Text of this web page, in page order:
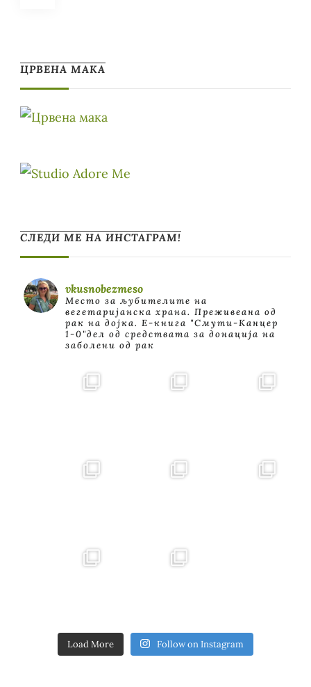
ЦРВЕНА МАКА
СЛЕДИ МЕ НА ИНСТАГРАМ!
vkusnobezmeso
Место за љубителите на
вегетаријанска храна. Преживеана од
рак на дојка. E-книга "Смути-Канцер
1-0"дел од средствата за донација на
заболени од рак
Load More Follow on Instagram